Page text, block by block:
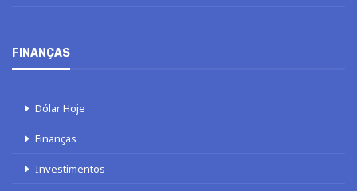
FINANÇAS
Dólar Hoje
Finanças
Investimentos